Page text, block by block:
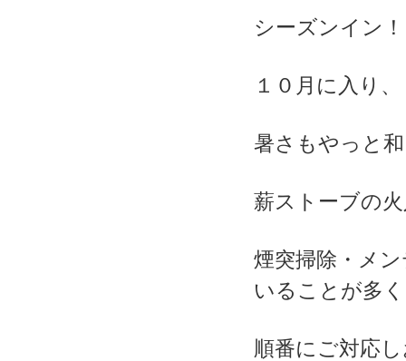
シーズンイン！
１０月に入り、
暑さもやっと
薪ストーブの
煙突掃除・メ
いることが多
順番にご対応